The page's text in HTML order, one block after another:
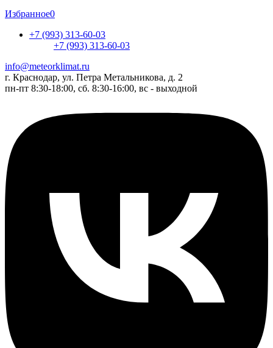
Избранное0
+7 (993) 313-60-03
+7 (993) 313-60-03
info@meteorklimat.ru
г. Краснодар, ул. Петра Метальникова, д. 2
пн-пт 8:30-18:00, сб. 8:30-16:00, вс - выходной